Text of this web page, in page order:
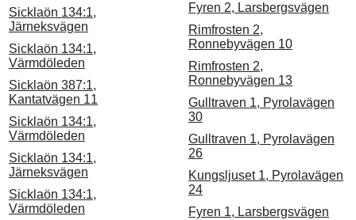
Sicklaön 134:1,
Järneksvägen
Sicklaön 134:1,
Värmdöleden
Sicklaön 387:1,
Kantatvägen 11
Sicklaön 134:1,
Värmdöleden
Sicklaön 134:1,
Järneksvägen
Sicklaön 134:1,
Värmdöleden
Fyren 2, Larsbergsvägen
Rimfrosten 2,
Ronnebyvägen 10
Rimfrosten 2,
Ronnebyvägen 13
Gulltraven 1, Pyrolavägen
30
Gulltraven 1, Pyrolavägen
26
Kungsljuset 1, Pyrolavägen
24
Fyren 1, Larsbergsvägen